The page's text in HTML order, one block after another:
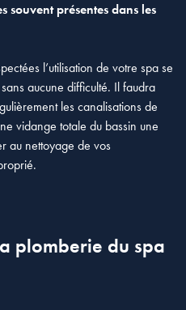
souvent présentes dans les
l’utilisation de votre spa se
aucune difficulté. Il faudra
les canalisations de
vidange totale du bassin une
au nettoyage de vos